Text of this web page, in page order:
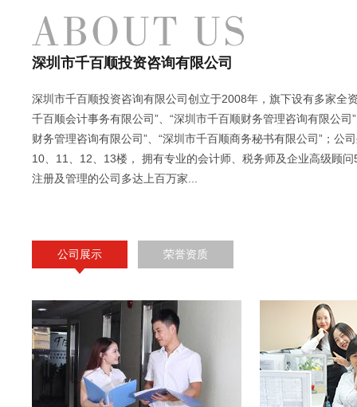
深圳市千百顺投资咨询有限公司
深圳市千百顺投资咨询有限公司创立于2008年，旗下设有多家全
千百顺会计事务有限公司”、“深圳市千百顺财务管理咨询有限公司
财务管理咨询有限公司”、“深圳市千百顺商务秘书有限公司”；公
10、11、12、13楼， 拥有专业的会计师、税务师及企业高级顾
注册及管理的公司多达上百万家...
公司展示 荣誉资质